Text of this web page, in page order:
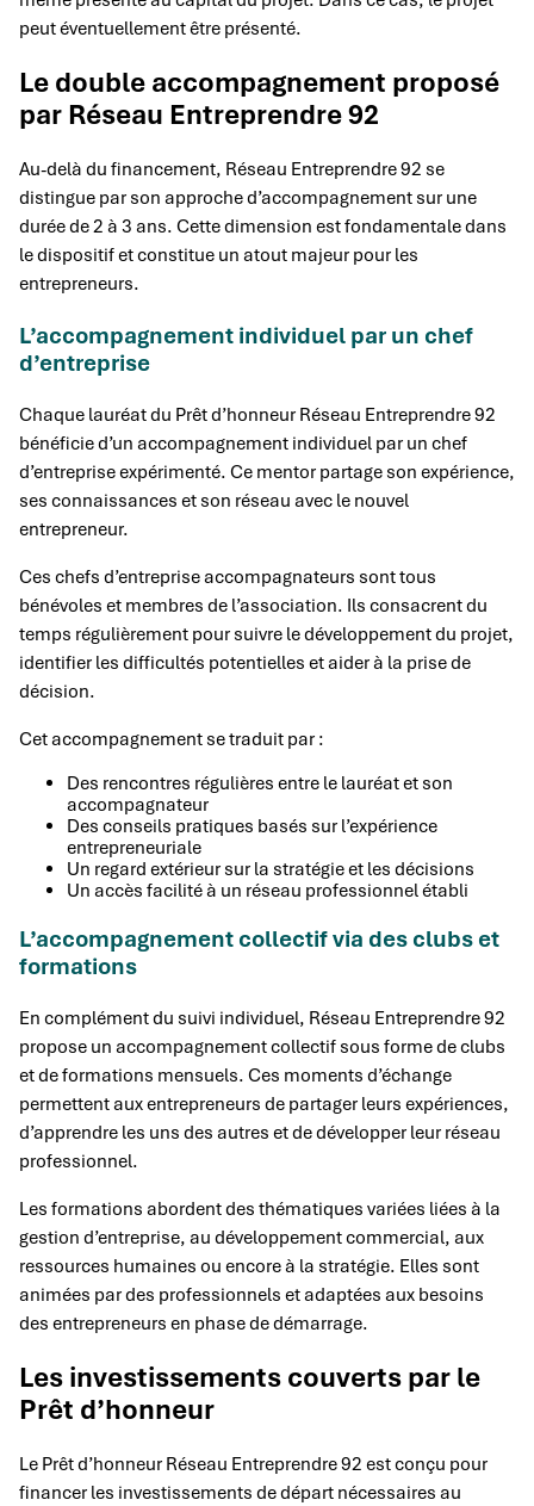
peut éventuellement être présenté.
Le double accompagnement proposé
par Réseau Entreprendre 92
Au-delà du financement, Réseau Entreprendre 92 se
distingue par son approche d’accompagnement sur une
durée de 2 à 3 ans. Cette dimension est fondamentale dans
le dispositif et constitue un atout majeur pour les
entrepreneurs.
L’accompagnement individuel par un chef
d’entreprise
Chaque lauréat du Prêt d’honneur Réseau Entreprendre 92
bénéficie d’un accompagnement individuel par un chef
d’entreprise expérimenté. Ce mentor partage son expérience,
ses connaissances et son réseau avec le nouvel
entrepreneur.
Ces chefs d’entreprise accompagnateurs sont tous
bénévoles et membres de l’association. Ils consacrent du
temps régulièrement pour suivre le développement du projet,
identifier les difficultés potentielles et aider à la prise de
décision.
Cet accompagnement se traduit par :
Des rencontres régulières entre le lauréat et son
accompagnateur
Des conseils pratiques basés sur l’expérience
entrepreneuriale
Un regard extérieur sur la stratégie et les décisions
Un accès facilité à un réseau professionnel établi
L’accompagnement collectif via des clubs et
formations
En complément du suivi individuel, Réseau Entreprendre 92
propose un accompagnement collectif sous forme de clubs
et de formations mensuels. Ces moments d’échange
permettent aux entrepreneurs de partager leurs expériences,
d’apprendre les uns des autres et de développer leur réseau
professionnel.
Les formations abordent des thématiques variées liées à la
gestion d’entreprise, au développement commercial, aux
ressources humaines ou encore à la stratégie. Elles sont
animées par des professionnels et adaptées aux besoins
des entrepreneurs en phase de démarrage.
Les investissements couverts par le
Prêt d’honneur
Le Prêt d’honneur Réseau Entreprendre 92 est conçu pour
financer les investissements de départ nécessaires au